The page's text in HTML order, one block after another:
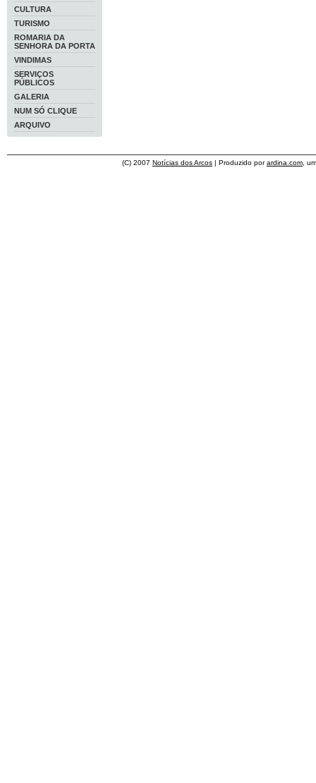
CULTURA
TURISMO
ROMARIA DA
SENHORA DA PORTA
VINDIMAS
SERVIÇOS
PÚBLICOS
GALERIA
NUM SÓ CLIQUE
ARQUIVO
(C) 2007 Notícias dos Arcos | Produzido porardina.com ,